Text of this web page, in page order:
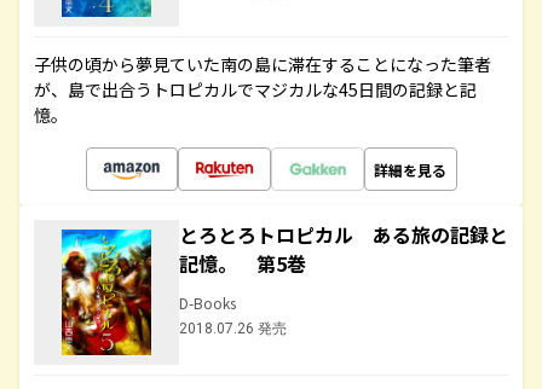
子供の頃から夢見ていた南の島に滞在することになった筆者
が、島で出合うトロピカルでマジカルな45日間の記録と記
憶。
詳細を見る
とろとろトロピカル ある旅の記録と
記憶。 第5巻
D-Books
2018.07.26 発売